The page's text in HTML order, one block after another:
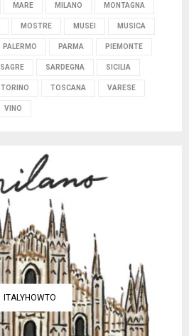
MARE MILANO MONTAGNA
MOSTRE MUSEI MUSICA
PALERMO PARMA PIEMONTE
SAGRE SARDEGNA SICILIA
TORINO TOSCANA VARESE
VINO
ITALYHOWTO